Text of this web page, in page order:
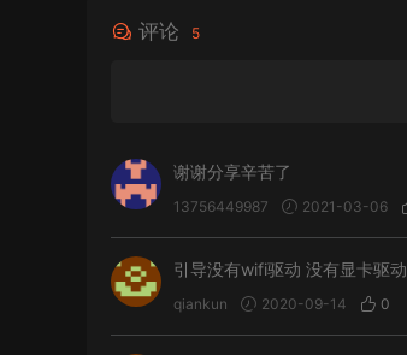
评论 5
谢谢分享辛苦了
13756449987 2021-03-06
引导没有wifi驱动 没有显卡驱动
qiankun 2020-09-14 0